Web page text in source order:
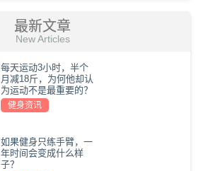
最新文章
New Articles
每天运动3小时，半个
月减18斤，为何他却认
为运动不是最重要的？
健身资讯
如果健身只练手臂，一
年时间会变成什么样
子？